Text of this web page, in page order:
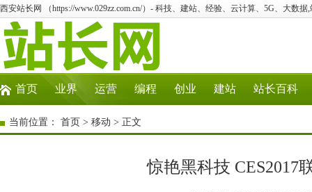
西安站长网 （https://www.029zz.com.cn/）- 科技、建站、经验、云计算、5G、大数据
首页 业界 运营 编程 创业 建站 站长百科
当前位置： 首页 > 移动 > 正文
惊艳黑科技 CES2017